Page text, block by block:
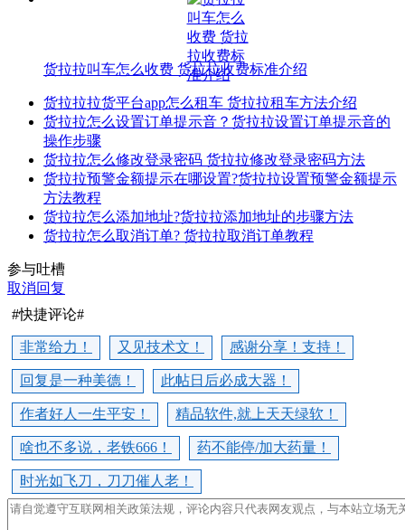
货拉拉叫车怎么收费 货拉拉收费标准介绍
货拉拉拉货平台app怎么租车 货拉拉租车方法介绍
货拉拉怎么设置订单提示音？货拉拉设置订单提示音的
操作步骤
货拉拉怎么修改登录密码 货拉拉修改登录密码方法
货拉拉预警金额提示在哪设置?货拉拉设置预警金额提示
方法教程
货拉拉怎么添加地址?货拉拉添加地址的步骤方法
货拉拉怎么取消订单? 货拉拉取消订单教程
参与吐槽
取消回复
#快捷评论#
非常给力！ 又见技术文！ 感谢分享！支持！
回复是一种美德！ 此帖日后必成大器！
作者好人一生平安！ 精品软件,就上天天绿软！
啥也不多说，老铁666！ 药不能停/加大药量！
时光如飞刀，刀刀催人老！